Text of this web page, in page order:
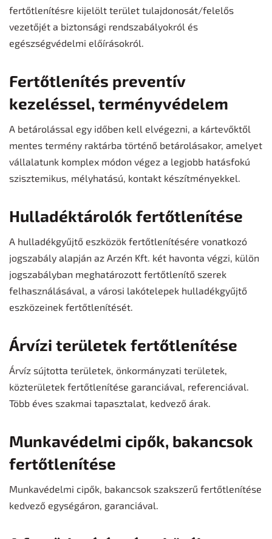
fertőtlenítésre kijelölt terület tulajdonosát/felelős
vezetőjét a biztonsági rendszabályokról és
egészségvédelmi előírásokról.
Fertőtlenítés preventív
kezeléssel, terményvédelem
A betárolással egy időben kell elvégezni, a kártevőktől
mentes termény raktárba történő betárolásakor, amelyet
vállalatunk komplex módon végez a legjobb hatásfokú
szisztemikus, mélyhatású, kontakt készítményekkel.
Hulladéktárolók fertőtlenítése
A hulladékgyűjtő eszközök fertőtlenítésére vonatkozó
jogszabály alapján az Arzén Kft. két havonta végzi, külön
jogszabályban meghatározott fertőtlenítő szerek
felhasználásával, a városi lakótelepek hulladékgyűjtő
eszközeinek fertőtlenítését.
Árvízi területek fertőtlenítése
Árvíz sújtotta területek, önkormányzati területek,
közterületek fertőtlenítése garanciával, referenciával.
Több éves szakmai tapasztalat, kedvező árak.
Munkavédelmi cipők, bakancsok
fertőtlenítése
Munkavédelmi cipők, bakancsok szakszerű fertőtlenítése
kedvező egységáron, garanciával.